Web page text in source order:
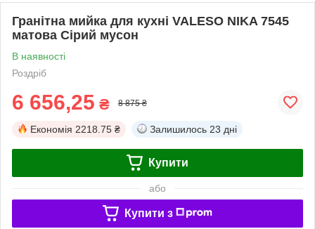
Гранітна мийка для кухні VALESO NIKA 7545
матова Сірий мусон
В наявності
Роздріб
6 656,25 ₴ 8 875 ₴
Економія 2218.75 ₴ Залишилось 23 дні
Купити
або
Купити з